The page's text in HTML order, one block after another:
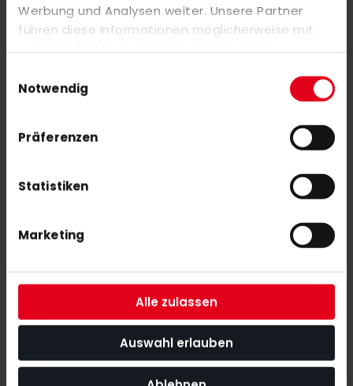
Werbung und Analysen weiter. Unsere Partner
führen diese Informationen möglicherweise mit
weiteren Daten zusammen, die Sie ihnen
Nutzung der Dienste gesammelt haben.
Notwendig
Präferenzen
Statistiken
Marketing
Alle zulassen
Auswahl erlauben
NEWSLETTER ANMELDUNG
was News, Tipps und Rabattaktionen rund um unseren Shop
ABONNIEREN